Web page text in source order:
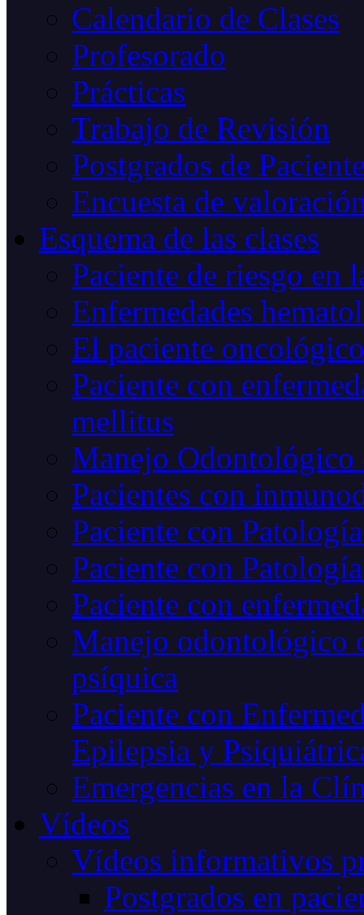
Calendario de Clases
Profesorado
Prácticas
Trabajo de Revisión
Postgrados de
Encuesta de
Esquema de las clases
Paciente de riesgo en
Enfermedades
El paciente oncológico
Paciente con
mellitus
Manejo Odontológico
Pacientes con
Paciente con
Paciente con
Paciente con
Manejo odontológico
psíquica
Paciente con
Epilepsia y
Emergencias en la
Vídeos
Vídeos informativos
Postgrados en